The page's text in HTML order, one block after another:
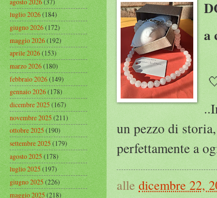
a
un pezzo di
perfettamente a
alle dicembre 22,
luglio 2026(184)
giugno 2026(172)
maggio 2026(192)
aprile 2026(153)
marzo 2026(180)
febbraio 2026(149)
gennaio 2026(178)
dicembre 2025(167)
novembre 2025(211)
ottobre 2025(190)
settembre 2025(179)
agosto 2025(178)
luglio 2025(197)
giugno 2025(226)
maggio 2025(218)